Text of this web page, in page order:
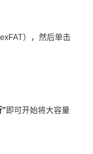
），然后单击
” 即可开始将大容量